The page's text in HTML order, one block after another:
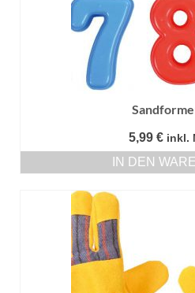
5,99 € inkl.
IN DEN